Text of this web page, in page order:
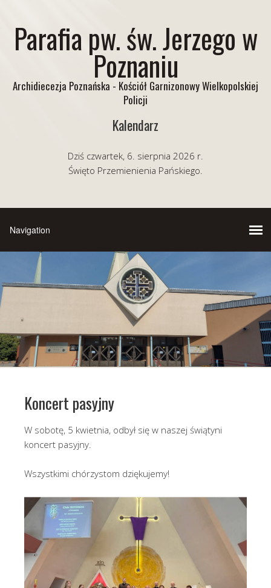
Parafia pw. św. Jerzego w
Poznaniu
Archidiecezja Poznańska - Kościół Garnizonowy Wielkopolskiej
Policji
Kalendarz
Dziś czwartek, 6. sierpnia 2026 r.
Święto Przemienienia Pańskiego.
Koncert pasyjny
W sobotę, 5 kwietnia, odbył się w naszej świątyni
koncert pasyjny.
Wszystkimi chórzystom dziękujemy!